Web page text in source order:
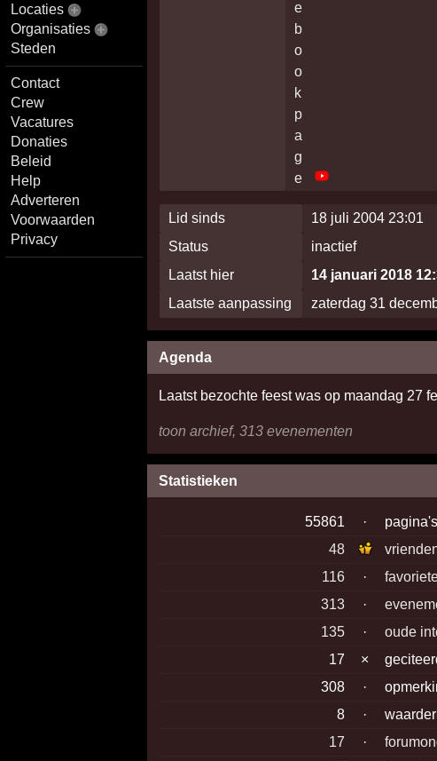
Locaties
Organisaties
Steden
Contact
Crew
Vacatures
Donaties
Beleid
Help
Adverteren
Voorwaarden
Privacy
Lid sinds
18 juli 2004 23:01
Status
inactief
Laatst hier
14 januari 2018
Laatste aanpassing
zaterdag 31
Agenda
Laatst bezochte feest was op maandag 27
toon archief, 313 evenementen
Statistieken
55861 ·
48
116
·
313
·
135
·
oude
17
×
308
·
8
·
17
·